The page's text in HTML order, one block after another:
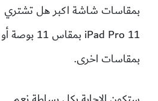
بمقاسات شاشة اكبر هل تشتري
iPad Pro 11
بمقاس 11 بوصة أو
بمقاسات اخرى.